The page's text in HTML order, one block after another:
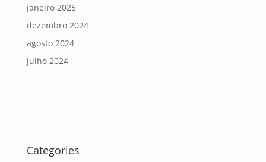
janeiro 2025
dezembro 2024
agosto 2024
julho 2024
Categories